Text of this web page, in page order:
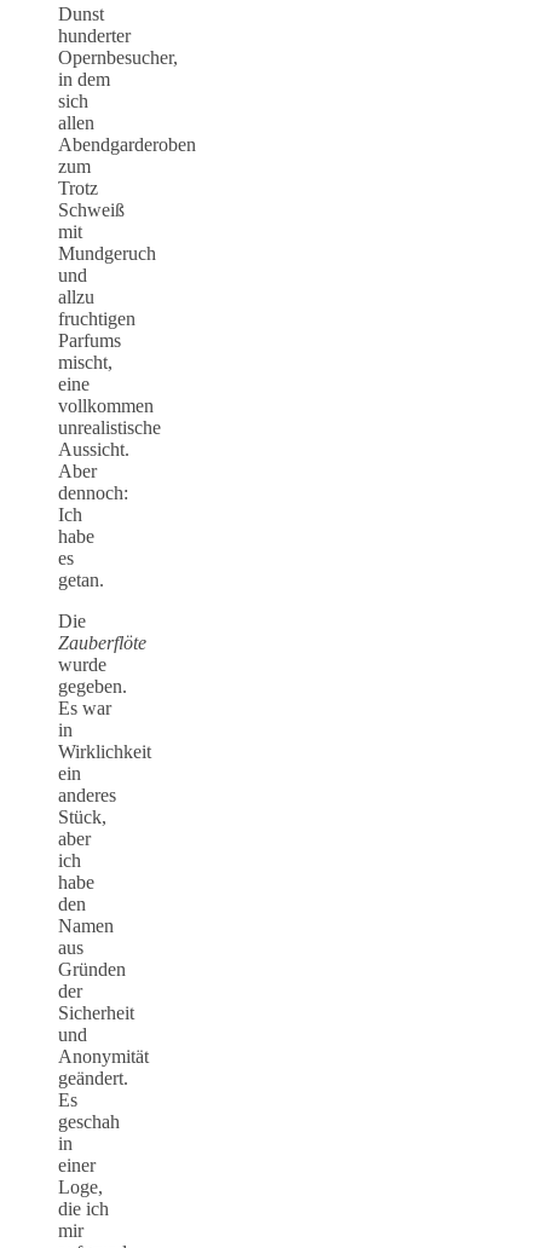
Dunst
hunderter
Opernbesucher,
in dem
sich
allen
Abendgarderoben
zum
Trotz
Schweiß
mit
Mundgeruch
und
allzu
fruchtigen
Parfums
mischt,
eine
vollkommen
unrealistische
Aussicht.
Aber
dennoch:
Ich
habe
es
getan.
Die
Zauberflöte
wurde
gegeben.
Es war
in
Wirklichkeit
ein
anderes
Stück,
aber
ich
habe
den
Namen
aus
Gründen
der
Sicherheit
und
Anonymität
geändert.
Es
geschah
in
einer
Loge,
die ich
mir